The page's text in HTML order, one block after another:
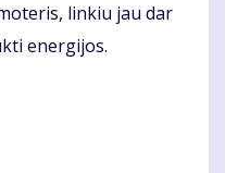
linkiu jau dar
energijos.